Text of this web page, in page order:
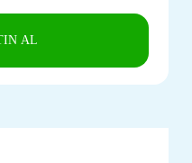
SATIN AL